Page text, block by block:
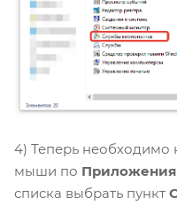
4) Теперь необходимо
мыши по Приложения
списка выбрать пункт